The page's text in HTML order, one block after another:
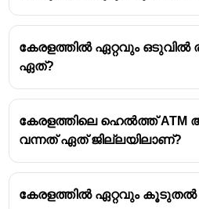
കേരളത്തിൽ ഏറ്റവും ഒടുവിൽ
ഏത്?
കേരളത്തിലെ ഹെൽത്ത് ATM
വന്നത് ഏത് ജില്ലയിലാണ്?
കേരളത്തിൽ ഏറ്റവും കൂടുതൽ